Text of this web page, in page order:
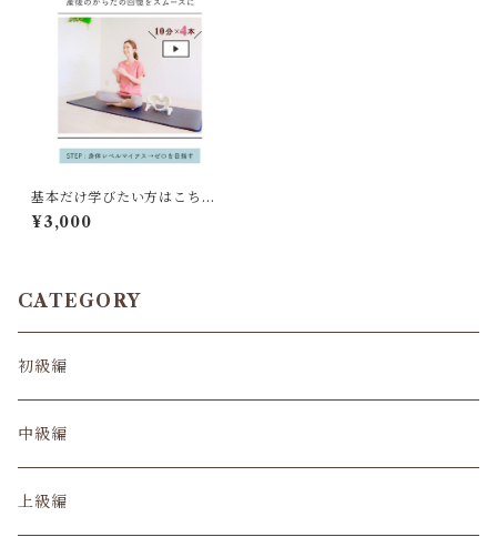
基本だけ学びたい方はこち
ら！初級編【骨盤底筋・横隔
膜・多裂筋４つ動画セット】
¥3,000
CATEGORY
初級編
中級編
上級編